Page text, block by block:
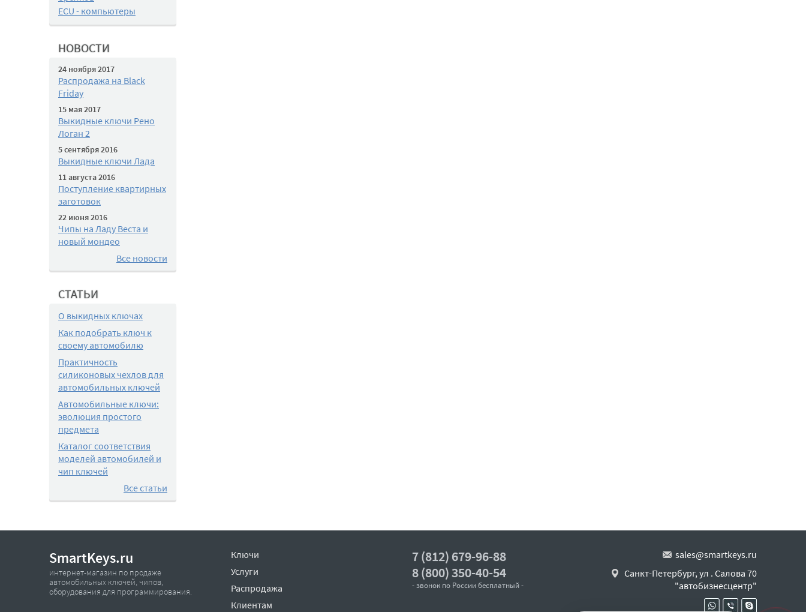
ECU - компьютеры
НОВОСТИ
24 ноября 2017
Распродажа на Black
Friday
15 мая 2017
Выкидные ключи Рено
Логан 2
5 сентября 2016
Выкидные ключи Лада
11 августа 2016
Поступление квартирных
заготовок
22 июня 2016
Чипы на Ладу Веста и
новый мондео
Все новости
СТАТЬИ
О выкидных ключах
Как подобрать ключ к
своему автомобилю
Практичность
силиконовых чехлов для
автомобильных ключей
Автомобильные ключи:
эволюция простого
предмета
Каталог соответствия
моделей автомобилей и
чип ключей
Все статьи
SmartKeys.ru
интернет-магазин по продаже
автомобильных ключей, чипов,
оборудования для программирования.
Ключи
Услуги
Распродажа
Клиентам
7 (812) 679-96-88
8 (800) 350-40-54
- звонок по России бесплатный -
sales@smartkeys.ru
Санкт-Петербург, ул . Салова 70
"автобизнесцентр"